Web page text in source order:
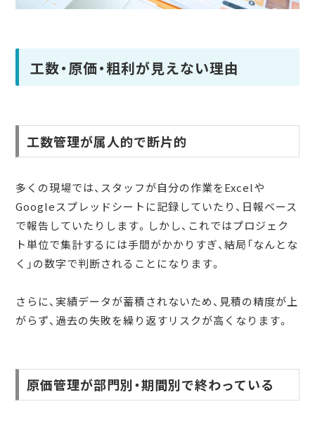
工数・原価・粗利が見えない理由
工数管理が属人的で断片的
多くの現場では、スタッフが自分の作業をExcelや
Googleスプレッドシートに記録していたり、日報ベース
で報告していたりします。しかし、これではプロジェク
ト単位で集計するには手間がかかりすぎ、結局「なんとな
く」の数字で判断されることになります。
さらに、実績データが蓄積されないため、見積の精度が上
がらず、過去の失敗を繰り返すリスクが高くなります。
原価管理が部門別・期間別で終わっている